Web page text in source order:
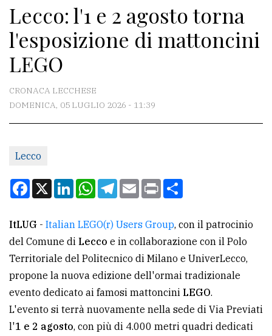
Meteo
CONTATTI
La
redazione
Per
tua
CERCA
Cerca
per
comune
Ricerca
Lecco: l'1 e 2 agosto torna
l'esposizione di mattoncini
LEGO
CRONACA LECCHESE
DOMENICA, 05 LUGLIO 2026 - 11:39
Lecco
Facebook
X LinkedInWhatsApp
Telegram
EmailPrint
ItLUG - Italian LEGO(r) Users Group, con il patrocinio
del Comune di Lecco e in collaborazione con il Polo
Territoriale del Politecnico di Milano e UniverLecco,
propone la nuova edizione dell'ormai tradizionale
evento dedicato ai famosi mattoncini LEGO.
L'evento si terrà nuovamente nella sede di Via Previati
l'1 e 2 agosto, con più di 4.000 metri quadri dedicati